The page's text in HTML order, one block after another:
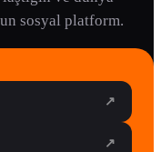
sosyal platform.
↗
↗